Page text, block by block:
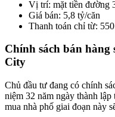
Vị trí: mặt tiền đường
Giá bán: 5,8 tỷ/căn
Thanh toán chỉ từ:
Chính sách bán hàng
City
Chủ đầu tư đang có chính
niệm 32 năm ngày thành
mua nhà phố giai đoạn này